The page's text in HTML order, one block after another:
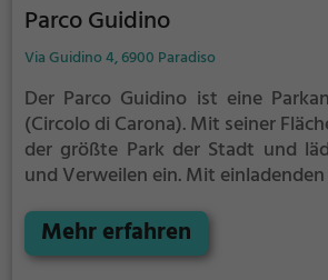
Parco Guidino
Via Guidino 4, 6900 Paradiso
Der Parco Guidino ist eine
(Circolo di Carona).Mit seiner
der größte Park der Stadt und
und Verweilen ein.Mit
zahlreiche Möglichkeiten zur
Mehr erfahren